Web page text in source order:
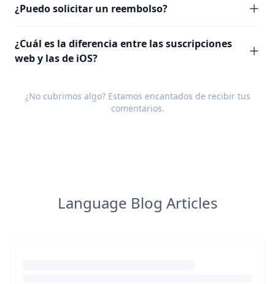
¿Puedo solicitar un reembolso?
¿Cuál es la diferencia entre las suscripciones
web y las de iOS?
¿No cubrimos algo? Estamos encantados de recibir tus
comentarios.
Language Blog Articles